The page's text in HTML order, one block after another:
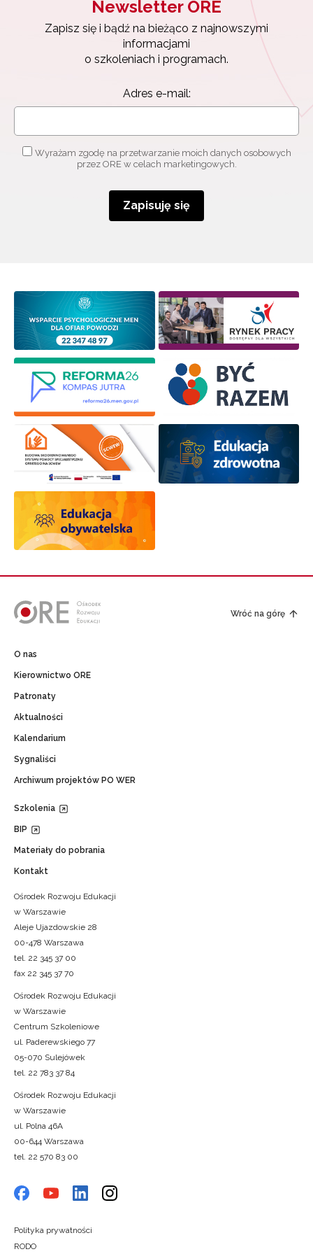
Newsletter ORE
Zapisz się i bądź na bieżąco z najnowszymi
informacjami
o szkoleniach i programach.
Adres e-mail:
Wyrażam zgodę na przetwarzanie moich danych osobowych
przez ORE w celach marketingowych.
Zapisuję się
Wróć na górę
O nas
Kierownictwo ORE
Patronaty
Aktualności
Kalendarium
Sygnaliści
Archiwum projektów PO WER
Szkolenia
BIP
Materiały do pobrania
Kontakt
Ośrodek Rozwoju Edukacji
w Warszawie
Aleje Ujazdowskie 28
00-478 Warszawa
tel. 22 345 37 00
fax 22 345 37 70
Ośrodek Rozwoju Edukacji
w Warszawie
Centrum Szkoleniowe
ul. Paderewskiego 77
05-070 Sulejówek
tel. 22 783 37 84
Ośrodek Rozwoju Edukacji
w Warszawie
ul. Polna 46A
00-644 Warszawa
tel. 22 570 83 00
Polityka prywatności
RODO
Zapisuję się